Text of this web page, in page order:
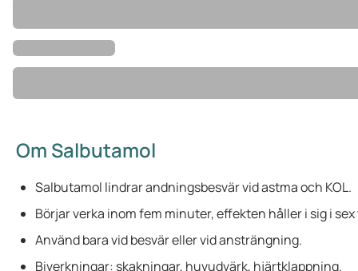
Om Salbutamol
Salbutamol lindrar andningsbesvär vid astma och KOL.
Börjar verka inom fem minuter, effekten håller i sig i
Använd bara vid besvär eller vid ansträngning.
Biverkningar: skakningar, huvudvärk, hjärtklappning.